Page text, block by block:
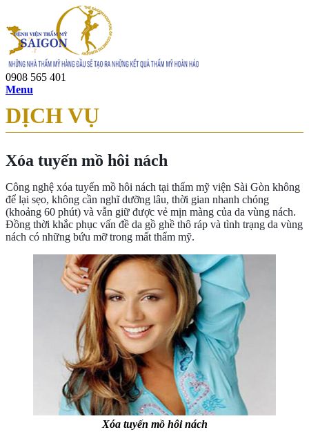
0908 565 401
Menu
DỊCH VỤ
Xóa tuyến mồ hôi nách
Công nghệ xóa tuyến mồ hôi nách tại thẩm mỹ viện Sài Gòn không
để lại sẹo, không cần nghĩ dưỡng lâu, thời gian nhanh chóng
(khoảng 60 phút) và vẫn giữ được vẻ mịn màng của da vùng nách.
Đồng thời khắc phục vấn đề da gồ ghề thô ráp và tình trạng da vùng
nách có những bứu mỡ trong mất thẩm mỹ.
Xóa tuyến mồ hôi nách